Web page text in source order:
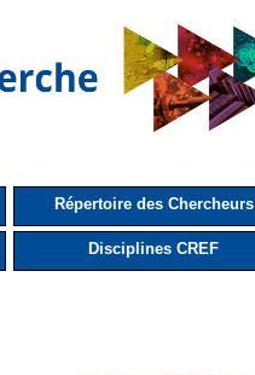
Répertoire des Chercheurs
Disciplines CREF